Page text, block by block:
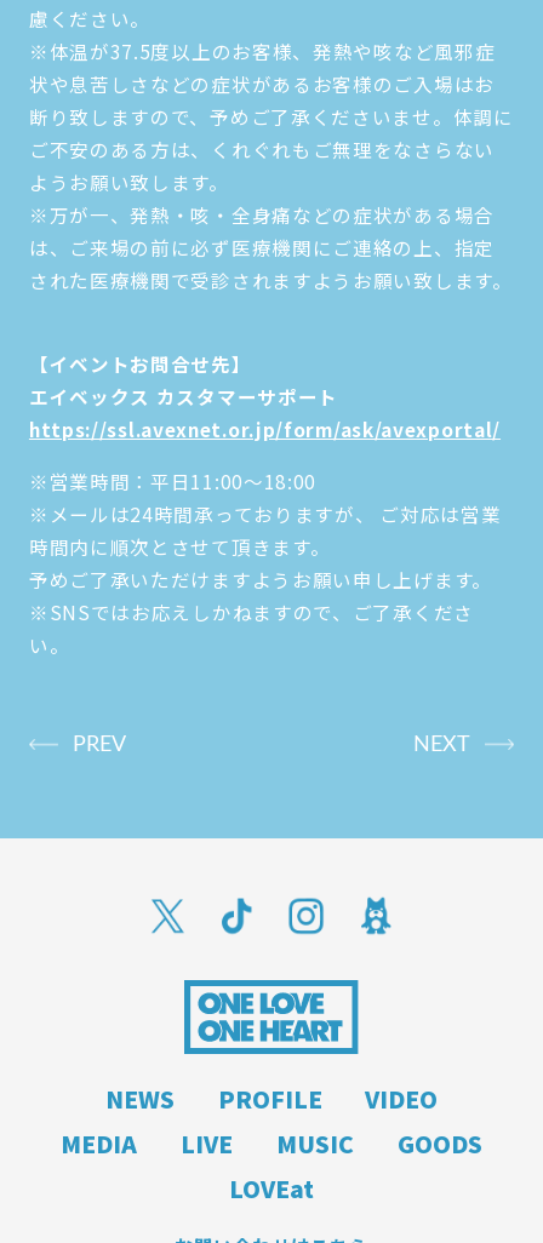
慮ください。
※体温が37.5度以上のお客様、発熱や咳など風邪症
状や息苦しさなどの症状があるお客様のご入場はお
断り致しますので、予めご了承くださいませ。体調に
ご不安のある方は、くれぐれもご無理をなさらない
ようお願い致します。
※万が一、発熱・咳・全身痛などの症状がある場合
は、ご来場の前に必ず医療機関にご連絡の上、指定
された医療機関で受診されますようお願い致します。
【イベントお問合せ先】
エイベックス カスタマーサポート
https://ssl.avexnet.or.jp/form/ask/avexportal/
※営業時間：平日11:00～18:00
※メールは24時間承っておりますが、 ご対応は営業
時間内に順次とさせて頂きます。
予めご了承いただけますようお願い申し上げます。
※SNSではお応えしかねますので、ご了承くださ
い。
PREV NEXT
NEWS PROFILE
VIDEO
MEDIA
LIVE MUSIC
GOODS
LOVEat